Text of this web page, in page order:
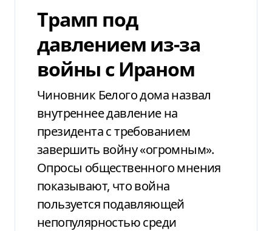
Трамп под
давлением из-за
войны с Ираном
Чиновник Белого дома назвал
внутреннее давление на
президента с требованием
завершить войну «огромным».
Опросы общественного мнения
показывают, что война
пользуется подавляющей
непопулярностью среди